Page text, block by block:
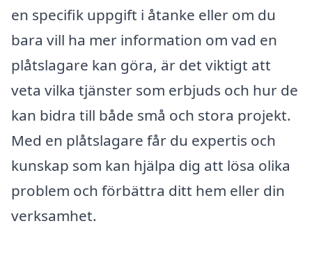
en specifik uppgift i åtanke eller om du
bara vill ha mer information om vad en
plåtslagare kan göra, är det viktigt att
veta vilka tjänster som erbjuds och hur de
kan bidra till både små och stora projekt.
Med en plåtslagare får du expertis och
kunskap som kan hjälpa dig att lösa olika
problem och förbättra ditt hem eller din
verksamhet.